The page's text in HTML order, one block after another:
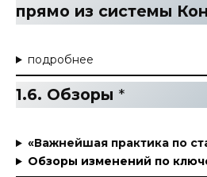
прямо из системы
подробнее
1.6. Обзоры *
«Важнейшая практика по
Обзоры изменений по